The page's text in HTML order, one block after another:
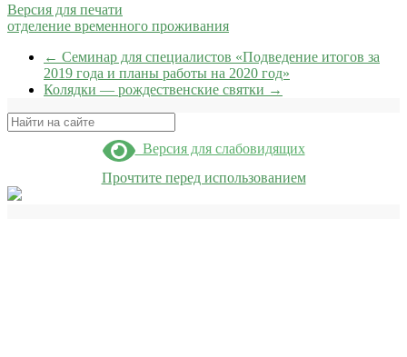
Версия для печати
отделение временного проживания
← Семинар для специалистов «Подведение итогов за
2019 года и планы работы на 2020 год»
Колядки — рождественские святки →
Поиск
Версия для слабовидящих
Прочтите перед использованием